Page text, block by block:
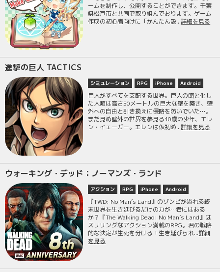
ームを制作し、公開することができます。千葉
県松戸市と共同で取り組んでおります。ゲーム
作成の初心者向けに「かんたん設...詳細を見る
進撃の巨人 TACTICS
シミュレーション RPG iPhone Android
巨人がすべてを支配する世界。巨人の餌と化し
た人類は高さ50メートルの巨大な壁を築き、壁
外への自由と引き換えに侵略を防いでいた…。
まだ見ぬ壁外の世界を夢見る10歳の少年、エレ
ン・イェーガー。エレンは仮初め...詳細を見る
ウォーキング・デッド：ノーマンズ・ランド
アクション RPG iPhone Android
『TWD: No Man’s Land』のゾンビが溢れる終
末世界を生き延びるだけの力が…君にはある
か？『The Walking Dead: No Man’s Land』は
スリリングなアクション満載のRPG。君の戦略
的な決定が生死を分ける！生き延びられ...詳細
を見る